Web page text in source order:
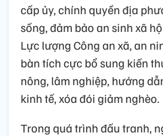
cấp ủy, chính quyền địa
sống, đảm bảo an sinh xã
Lực lượng Công an xã, an
bàn tích cực bổ sung kiến
nông, lâm nghiệp, hướng
kinh tế, xóa đói giảm nghèo.
Trong quá trình đấu tranh,